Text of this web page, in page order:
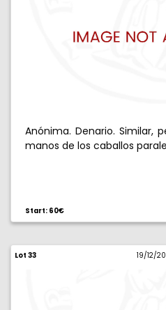
Anónima. Denario. Similar,
manos de los caballos
Start: 60€
Lot 33 19/12/